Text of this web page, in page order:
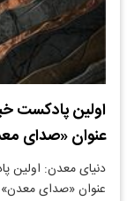
اولین پادکست
عنوان «صدای
دنیای معدن: اولین
عنوان «صدای